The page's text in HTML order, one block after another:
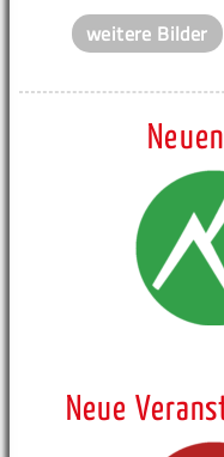
weitere Bilder
Neue